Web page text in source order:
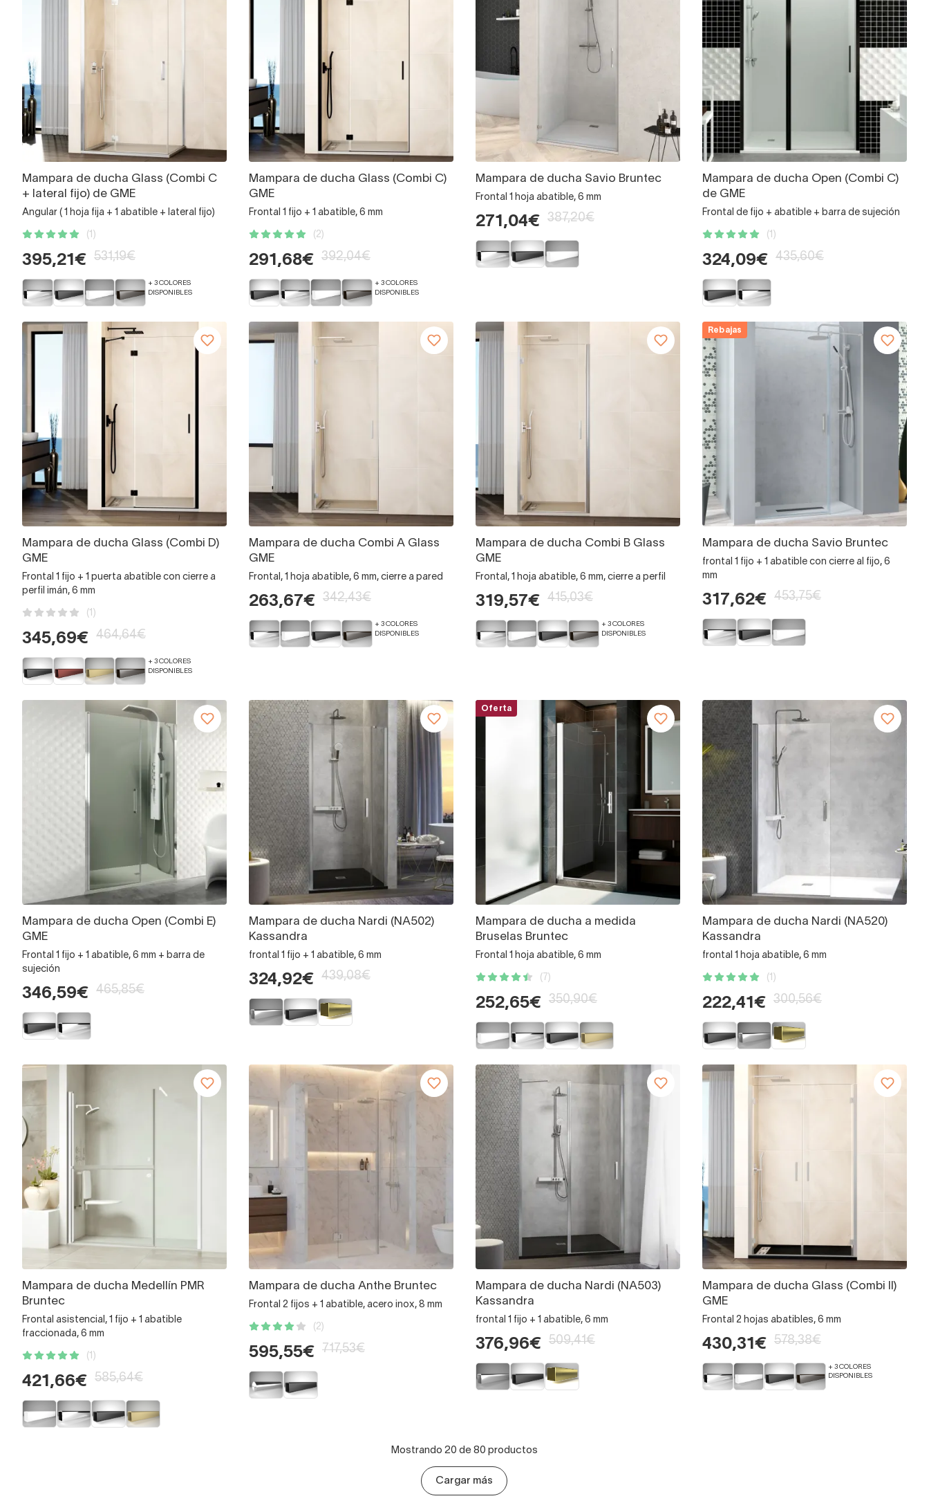
Mampara de ducha Glass (Combi C
+ lateral fijo) de GME
Angular ( 1 hoja fija + 1 abatible + lateral fijo)
(1)
395,21€ 531,19€
+ 3 COLORES
DISPONIBLES
Mampara de ducha Glass (Combi C)
GME
Frontal 1 fijo + 1 abatible, 6 mm
(2)
291,68€ 392,04€
+ 3 COLORES
DISPONIBLES
Mampara de ducha Savio Bruntec
Frontal 1 hoja abatible, 6 mm
271,04€ 387,20€
Mampara de ducha Open (Combi C)
de GME
Frontal de fijo + abatible + barra de sujeción
(1)
324,09€ 435,60€
Mampara de ducha Glass (Combi D)
GME
Frontal 1 fijo + 1 puerta abatible con cierre a
perfil imán, 6 mm
(1)
345,69€ 464,64€
+ 3 COLORES
DISPONIBLES
Mampara de ducha Combi A Glass
GME
Frontal, 1 hoja abatible, 6 mm, cierre a pared
263,67€ 342,43€
+ 3 COLORES
DISPONIBLES
Mampara de ducha Combi B Glass
GME
Frontal, 1 hoja abatible, 6 mm, cierre a perfil
319,57€ 415,03€
+ 3 COLORES
DISPONIBLES
Rebajas
Mampara de ducha Savio Bruntec
frontal 1 fijo + 1 abatible con cierre al fijo, 6
mm
317,62€ 453,75€
Mampara de ducha Open (Combi E)
GME
Frontal 1 fijo + 1 abatible, 6 mm + barra de
sujeción
346,59€ 465,85€
Mampara de ducha Nardi (NA502)
Kassandra
frontal 1 fijo + 1 abatible, 6 mm
324,92€ 439,08€
Oferta
Mampara de ducha a medida
Bruselas Bruntec
Frontal 1 hoja abatible, 6 mm
(7)
252,65€ 350,90€
Mampara de ducha Nardi (NA520)
Kassandra
frontal 1 hoja abatible, 6 mm
(1)
222,41€ 300,56€
Mampara de ducha Medellín PMR
Bruntec
Frontal asistencial, 1 fijo + 1 abatible
fraccionada, 6 mm
(1)
421,66€ 585,64€
Mampara de ducha Anthe Bruntec
Frontal 2 fijos + 1 abatible, acero inox, 8 mm
(2)
595,55€ 717,53€
Mampara de ducha Nardi (NA503)
Kassandra
frontal 1 fijo + 1 abatible, 6 mm
376,96€ 509,41€
Mampara de ducha Glass (Combi II)
GME
Frontal 2 hojas abatibles, 6 mm
430,31€ 578,38€
+ 3 COLORES
DISPONIBLES
Mostrando 20 de 80 productos
Cargar más